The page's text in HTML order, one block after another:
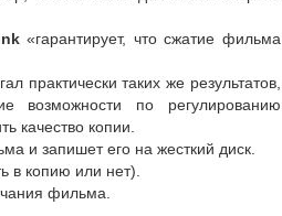
«гарантирует, что сжатие фильма
практически таких же результатов,
возможности по регулированию
качество копии.
и запишет его на жесткий диск.
в копию или нет).
фильма.